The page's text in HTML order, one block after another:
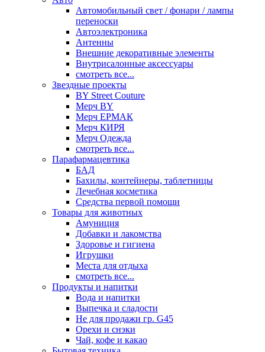
Автомобильный свет / фонари / лампы
переноски
Автоэлектроника
Антенны
Внешние декоративные элементы
Внутрисалонные аксессуары
смотреть все...
Звездные проекты
BY Street Couture
Мерч BY
Мерч ЕРМАК
Мерч КИРЯ
Мерч Одежда
смотреть все...
Парафармацевтика
БАД
Бахилы, контейнеры, таблетницы
Лечебная косметика
Средства первой помощи
Товары для животных
Амуниция
Добавки и лакомства
Здоровье и гигиена
Игрушки
Места для отдыха
смотреть все...
Продукты и напитки
Вода и напитки
Выпечка и сладости
Не для продажи гр. G45
Орехи и снэки
Чай, кофе и какао